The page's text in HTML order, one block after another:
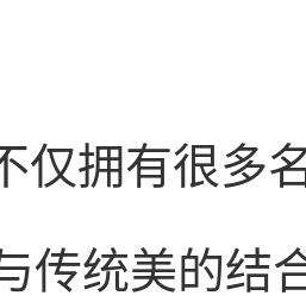
仅拥有很多
传统美的结